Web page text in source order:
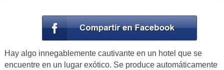
Hay algo innegablemente cautivante en un hotel que se
encuentre en un lugar exótico. Se produce automáticamente